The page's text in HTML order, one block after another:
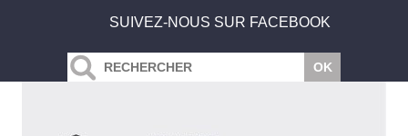
SUIVEZ-NOUS SUR FACEBOOK